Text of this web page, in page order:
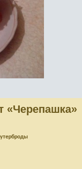
«Черепашка»